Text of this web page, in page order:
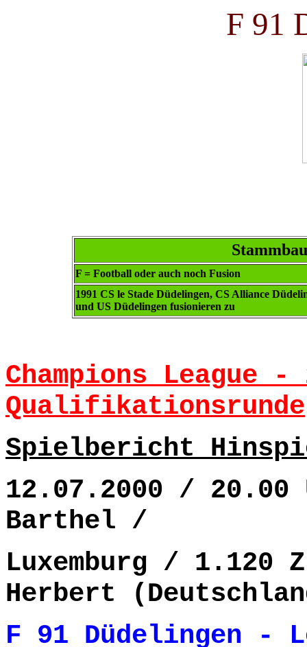
F 91
F = Football oder auch noch Fusion
1991 CS le Stade Düdelingen, CS Alliance
und US Düdelingen fusionieren zu
Champions League
Qualifikationsrunde
Spielbericht
12.07.2000 / 20.00
Barthel /
Luxemburg / 1.120
Herbert
F 91 Düdelingen -